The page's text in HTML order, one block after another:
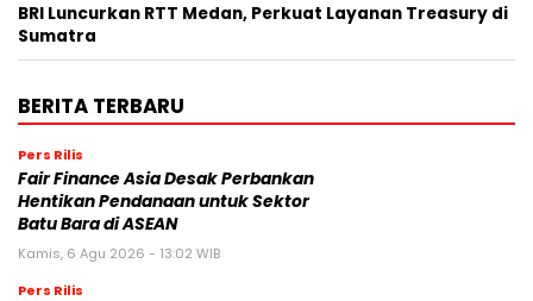
BRI Luncurkan RTT Medan, Perkuat Layanan Treasury di
Sumatra
BERITA TERBARU
Pers Rilis
Fair Finance Asia Desak Perbankan
Hentikan Pendanaan untuk Sektor
Batu Bara di ASEAN
Kamis, 6 Agu 2026 - 13:02 WIB
Pers Rilis